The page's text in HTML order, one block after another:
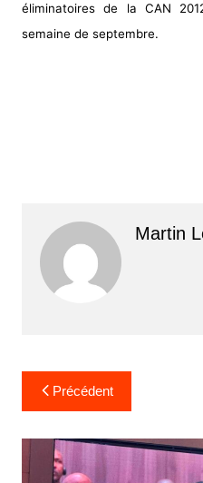
éliminatoires de la CAN
semaine de septembre.
Martin
Navigation
de
l’article
Précédent